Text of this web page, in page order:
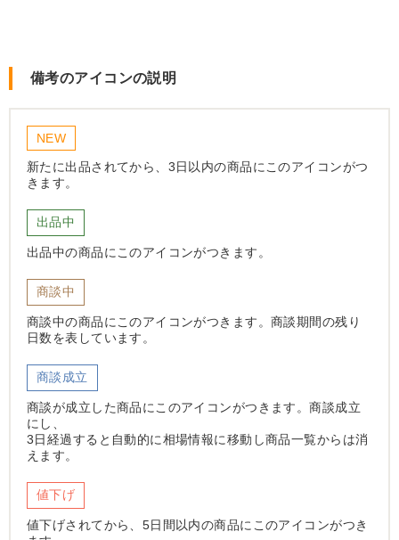
備考のアイコンの説明
NEW
新たに出品されてから、3日以内の商品にこのアイコンがつ
きます。
出品中
出品中の商品にこのアイコンがつきます。
商談中
商談中の商品にこのアイコンがつきます。商談期間の残り
日数を表しています。
商談成立
商談が成立した商品にこのアイコンがつきます。商談成立
にし、
3日経過すると自動的に相場情報に移動し商品一覧からは消
えます。
値下げ
値下げされてから、5日間以内の商品にこのアイコンがつき